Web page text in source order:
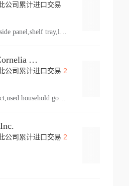
公司累计进口交易
Russell James Cornelia Arlington Va
公司累计进口交易 2
personal effect,used household goods
公司累计进口交易 2